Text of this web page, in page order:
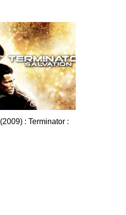
: Terminator :